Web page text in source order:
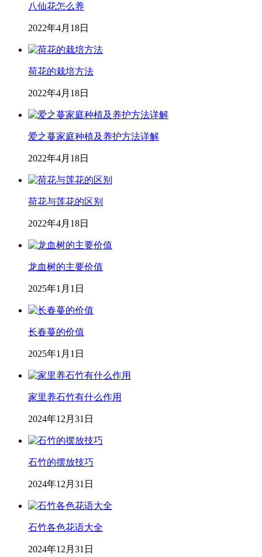
八仙花怎么养
2022年4月18日
荷花的栽培方法
2022年4月18日
爱之蔓家庭种植及养护方法详解
2022年4月18日
荷花与莲花的区别
2022年4月18日
龙血树的主要价值
2025年1月1日
长春蔓的价值
2025年1月1日
家里养石竹有什么作用
2024年12月31日
石竹的摆放技巧
2024年12月31日
石竹各色花语大全
2024年12月31日